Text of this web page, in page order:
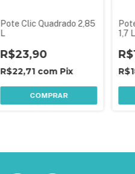
Pote Clic Quadrado 2,85
L
R$23,90
R$22,71 com Pix
COMPRAR
1,7